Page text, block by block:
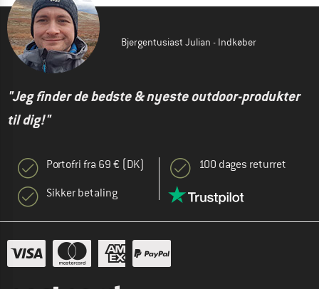
Bjergentusiast Julian - Indkøber
"Jeg finder de bedste & nyeste outdoor-produkter
til dig!"
Portofri fra 69 € (DK)
Sikker betaling
100 dages returret